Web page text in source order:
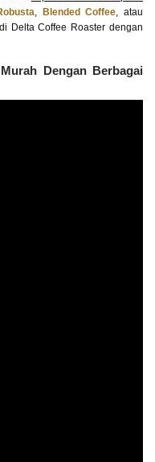
Blended Coffee , atau
Delta Coffee Roaster dengan
Dengan Berbagai